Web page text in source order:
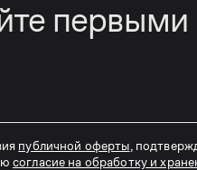
первыми
публичной оферты ,
согласие на обработку и